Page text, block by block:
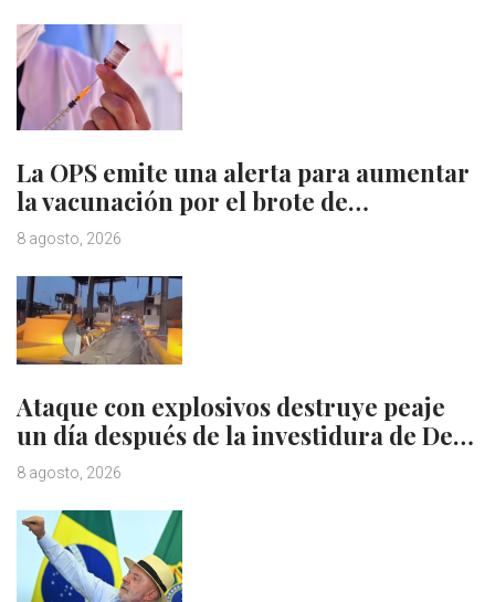
La OPS emite una alerta para aumentar
la vacunación por el brote de…
8 agosto, 2026
Ataque con explosivos destruye peaje
un día después de la investidura de De…
8 agosto, 2026